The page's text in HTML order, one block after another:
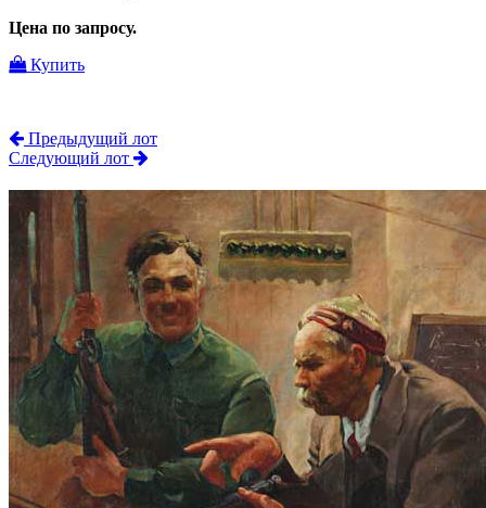
Цена по запросу.
Купить
Предыдущий лот
Следующий лот